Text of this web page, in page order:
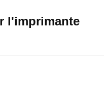
l'imprimante